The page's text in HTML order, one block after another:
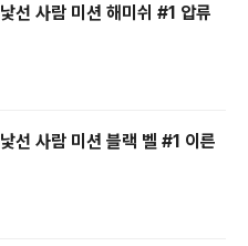
선 사람 미션 해미쉬 #1 압류
선 사람 미션 블랙 벨 #1 이른